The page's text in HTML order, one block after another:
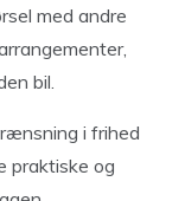
med andre
bil.
i frihed
praktiske og